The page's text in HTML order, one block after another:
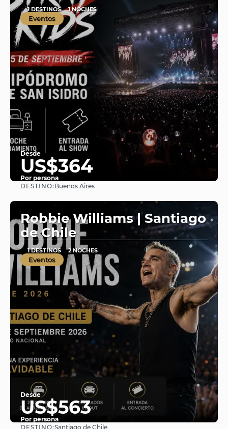
1 DESTINOS 1 NOCHES
Eventos
Desde
US$364
Por persona
DESTINO: Buenos Aires
Robbie Williams | Santiago
de Chile
1 DESTINOS 2 NOCHES
Eventos
Desde
US$563
Por persona
DESTINO:Santiago de Chile